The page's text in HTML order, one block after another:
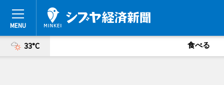
33°C 食べる